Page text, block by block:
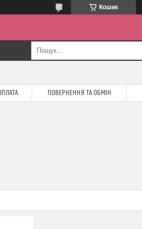
Кошик
ПОВЕРНЕННЯ ТА ОБМІН